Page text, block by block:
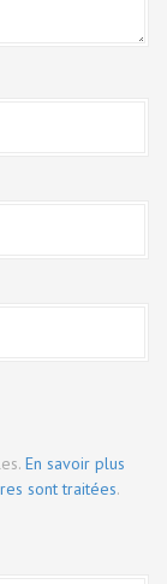
En savoir plus
sont traitées.